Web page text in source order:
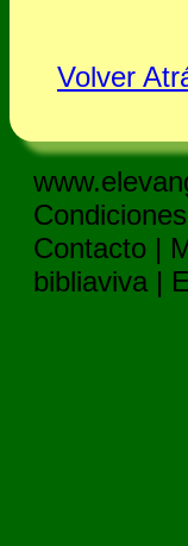
Volver
Contacto |
bibliaviva |